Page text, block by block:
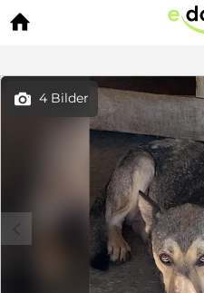

 4 Bilder